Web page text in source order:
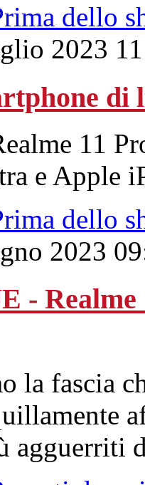
dello
2023
di
11
e Apple
dello
2023
-
la fascia
agguerriti